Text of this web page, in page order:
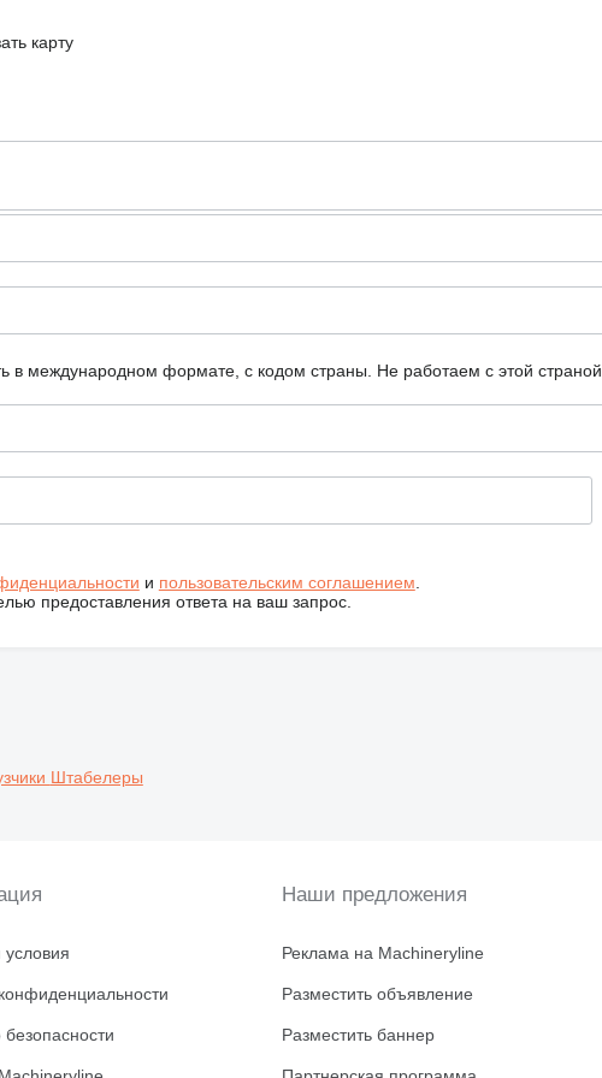
карту
в международном формате, с кодом страны. Не работаем с этой страной
и пользовательским соглашением
предоставления ответа на ваш запрос.
Штабелеры
Наши предложения
Реклама на Machineryline
Разместить объявление
Разместить баннер